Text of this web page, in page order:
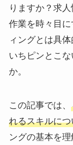
りますか？求
作業を時々目
ィングとは具
いちピンとこ
か。
この記事では、
れるスキルにつ
ングの基本を